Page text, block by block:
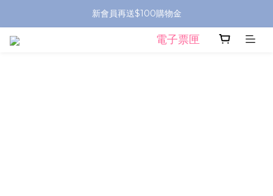
新會員再送$100購物金
電子票匣